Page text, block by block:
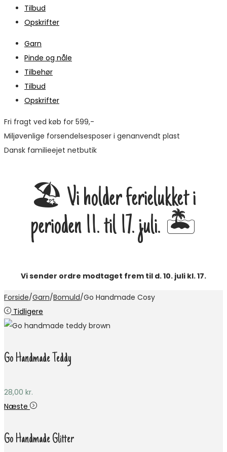
Tilbud
Opskrifter
Garn
Pinde og nåle
Tilbehør
Tilbud
Opskrifter
Fri fragt ved køb for 599,-
Miljøvenlige forsendelsesposer i genanvendt plast
Dansk familieejet netbutik
🏖️ Vi holder ferielukket i
perioden 11. til 17. juli. 🏝️
Vi sender ordre modtaget frem til d. 10. juli kl. 17.
Forside/Garn/Bomuld/Go Handmade Cosy
Tidligere
Go Handmade Teddy
28,00 kr.
Næste
Go Handmade Glitter